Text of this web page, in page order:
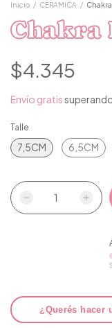
Inicio / CERAMICA / Chakra
Chakra
$4.345
Envío gratis
Talle
7,5CM 6,5CM
¿Querés hacer